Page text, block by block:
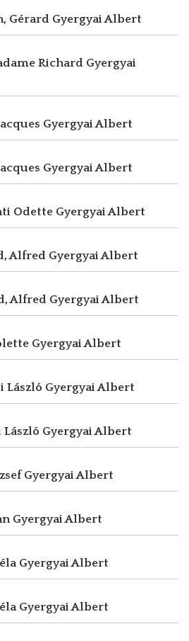
Gérard Gyergyai Albert
Richard Gyergyai
Gyergyai Albert
Gyergyai Albert
Odette Gyergyai Albert
Alfred Gyergyai Albert
Alfred Gyergyai Albert
Gyergyai Albert
László Gyergyai Albert
László Gyergyai Albert
Gyergyai Albert
Gyergyai Albert
Gyergyai Albert
Gyergyai Albert